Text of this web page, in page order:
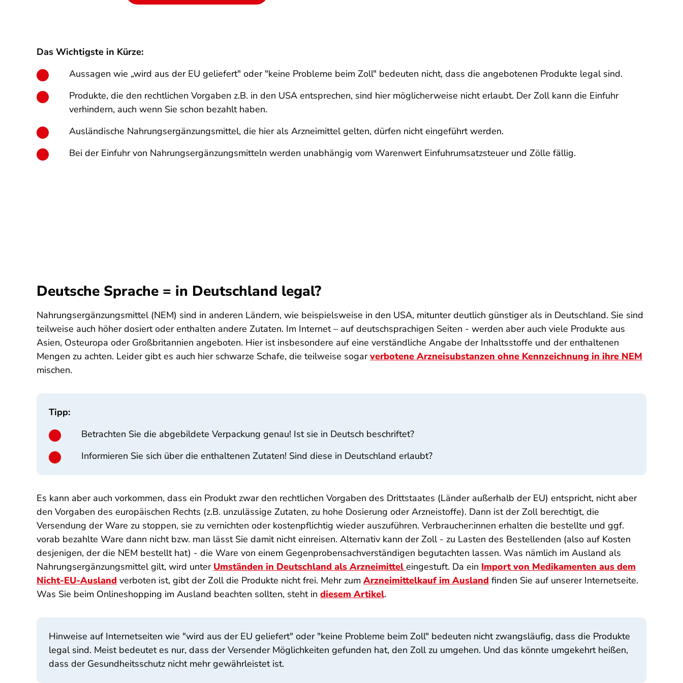
Das Wichtigste in Kürze:
Aussagen wie „wird aus der EU geliefert" oder "keine Probleme beim Zoll" bedeuten nicht, dass die angebotenen Produkte legal sind.
Produkte, die den rechtlichen Vorgaben z.B. in den USA entsprechen, sind hier möglicherweise nicht erlaubt. Der Zoll kann die Einfuhr
verhindern, auch wenn Sie schon bezahlt haben.
Ausländische Nahrungsergänzungsmittel, die hier als Arzneimittel gelten, dürfen nicht eingeführt werden.
Bei der Einfuhr von Nahrungsergänzungsmitteln werden unabhängig vom Warenwert Einfuhrumsatzsteuer und Zölle fällig.
Deutsche Sprache = in Deutschland legal?
Nahrungsergänzungsmittel (NEM) sind in anderen Ländern, wie beispielsweise in den USA, mitunter deutlich günstiger als in Deutschland. Sie sind
teilweise auch höher dosiert oder enthalten andere Zutaten. Im Internet – auf deutschsprachigen Seiten - werden aber auch viele Produkte aus
Asien, Osteuropa oder Großbritannien angeboten. Hier ist insbesondere auf eine verständliche Angabe der Inhaltsstoffe und der enthaltenen
Mengen zu achten. Leider gibt es auch hier schwarze Schafe, die teilweise sogarverbotene Arzneisubstanzen ohne Kennzeichnung in ihre NEM
mischen.
Tipp:
Betrachten Sie die abgebildete Verpackung genau! Ist sie in Deutsch beschriftet?
Informieren Sie sich über die enthaltenen Zutaten! Sind diese in Deutschland erlaubt?
Es kann aber auch vorkommen, dass ein Produkt zwar den rechtlichen Vorgaben des Drittstaates (Länder außerhalb der EU) entspricht, nicht aber
den Vorgaben des europäischen Rechts (z.B. unzulässige Zutaten, zu hohe Dosierung oder Arzneistoffe). Dann ist der Zoll berechtigt, die
Versendung der Ware zu stoppen, sie zu vernichten oder kostenpflichtig wieder auszuführen. Verbraucher:innen erhalten die bestellte und ggf.
vorab bezahlte Ware dann nicht bzw. man lässt Sie damit nicht einreisen. Alternativ kann der Zoll - zu Lasten des Bestellenden (also auf Kosten
desjenigen, der die NEM bestellt hat) - die Ware von einem Gegenprobensachverständigen begutachten lassen. Was nämlich im Ausland als
Nahrungsergänzungsmittel gilt, wird unter Umständen in Deutschland als Arzneimittel eingestuft. Da ein Import von Medikamenten aus dem
Nicht-EU-Ausland verboten ist, gibt der Zoll die Produkte nicht frei. Mehr zum Arzneimittelkauf im Ausland finden Sie auf unserer Internetseite.
Was Sie beim Onlineshopping im Ausland beachten sollten, steht in diesem Artikel.
Hinweise auf Internetseiten wie "wird aus der EU geliefert" oder "keine Probleme beim Zoll" bedeuten nicht zwangsläufig, dass die Produkte
legal sind. Meist bedeutet es nur, dass der Versender Möglichkeiten gefunden hat, den Zoll zu umgehen. Und das könnte umgekehrt heißen,
dass der Gesundheitsschutz nicht mehr gewährleistet ist.